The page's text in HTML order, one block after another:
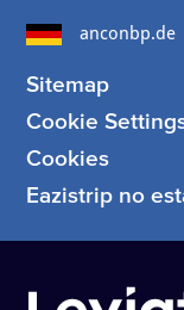
anconbp.de
Sitemap
Cookie
Cookies
Eazistrip no